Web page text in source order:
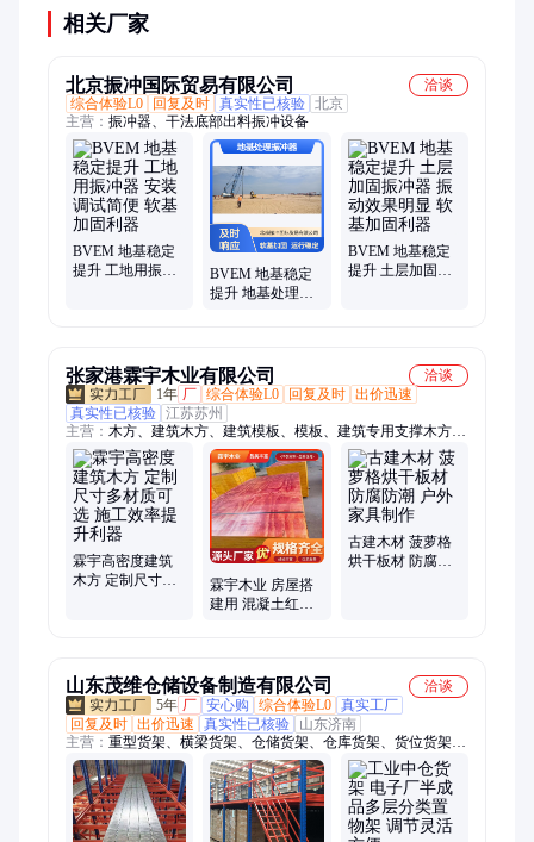
相关厂家
北京振冲国际贸易有限公司
洽谈
综合体验L0
回复及时 真实性已核验 北京
主营： 振冲器、干法底部出料振冲设备
BVEM 地基稳定
提升 工地用振冲
BVEM 地基稳定
提升 地基处理振
BVEM 地基稳定
提升 土层加固振
张家港霖宇木业有限公司
洽谈
1年 厂 综合体验L0 回复及时 出价迅速
真实性已核验 江苏苏州
主营： 木方、建筑木方、建筑模板、模板、建筑专用支撑木方、
红板模板、建筑专用黑色板、承重工程木方、黑色耐磨覆膜板、
耐用建筑木方、建筑专用支撑方条、建筑模板黑色覆膜板、高层
施工覆膜板、黑色平整覆膜板、工程木方、多规格木方条、黑色
防水覆膜板、菠萝格、菠萝格方木、菠萝格木材
霖宇高密度建筑
木方 定制尺寸多
霖宇木业 房屋搭
建用 混凝土红板
古建木材 菠萝格
烘干板材 防腐防
山东茂维仓储设备制造有限公司
洽谈
5年 厂 安心购 综合体验L0 真实工厂
回复及时 出价迅速 真实性已核验
山东济南
主营： 重型货架、横梁货架、仓储货架、仓库货架、货位货架、
中型货架、阁楼货架、贯通货架、立体库货架、悬臂货架、穿梭
车货架、工作台、钳工工作台、防静电工作台、重型工作台、托
盘、钢托盘、镀锌钢托盘、仓储笼、巧固架、堆垛架、重型仓储
笼、钢平台、阁楼平台、重型工具柜